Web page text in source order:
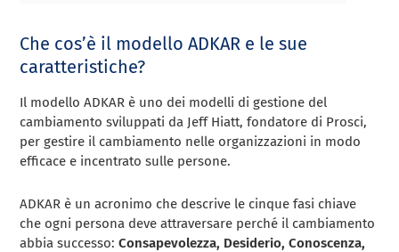
Che cos’è il modello ADKAR e le sue
caratteristiche?
Il modello ADKAR è uno dei modelli di gestione del
cambiamento sviluppati da Jeff Hiatt, fondatore di Prosci,
per gestire il cambiamento nelle organizzazioni in modo
efficace e incentrato sulle persone.
ADKAR è un acronimo che descrive le cinque fasi chiave
che ogni persona deve attraversare perché il cambiamento
abbia successo:Consapevolezza, Desiderio, Conoscenza,